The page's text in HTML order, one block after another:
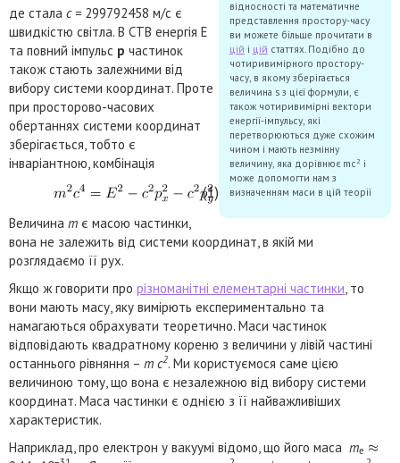
відносності та математичне
представлення простору-часу
ви можете більше прочитати в
цій і цій статтях. Подібно до
чотиривимірного простору-
часу, в якому зберігається
величина s з цієї формули, є
також чотиривимірні вектори
енергії-імпульсу, які
перетворюються дуже схожим
чином і мають незмінну
величину, яка дорівнює mc2 і
може допомогти нам з
визначенням маси в цій теорії
де стала c =299792458 м/с є
швидкістю світла. В СТВ енергія E
та повний імпульс p частинок
також стають залежними від
вибору системи координат. Проте
при просторово-часових
обертаннях системи координат
зберігається, тобто є
інваріантною, комбінація
(1)
Величина m є масою частинки,
вона не залежить від системи координат, в якій ми
розглядаємо її рух.
Якщо ж говорити про різноманітні елементарні частинки , то
вони мають масу, яку вимірють експериментально та
намагаються обрахувати теоретично. Маси частинок
відповідають квадратному кореню з величини у лівій частині
останнього рівняння – m c2. Ми користуємося саме цією
величиною тому, що вона є незалежною від вибору системи
координат. Маса частинки є однією з її найважливіших
характеристик.
Наприклад, про електрон у вакуумі відомо, що його маса me